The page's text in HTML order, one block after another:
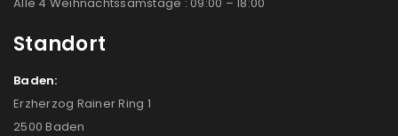
Standort
Baden:
Erzherzog Rainer Ring 1
2500 Baden